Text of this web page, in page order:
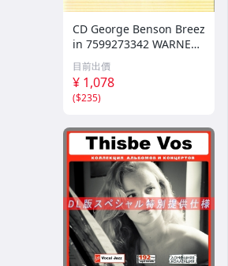
CD George Benson Breez
in 7599273342 WARNER /
00110
目前出價
¥ 1,078
($235)